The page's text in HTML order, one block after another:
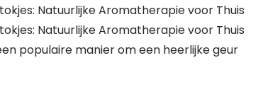
Natuurlijke Aromatherapie voor Thuis
Natuurlijke Aromatherapie voor Thuis
populaire manier om een heerlijke geur